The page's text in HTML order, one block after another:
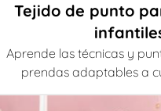
Tejido de punto
Aprende las técnicas y
prendas adaptables a